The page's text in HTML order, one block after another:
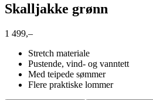
Skalljakke grønn
1 499,–
Stretch materiale
Pustende, vind- og vanntett
Med teipede sømmer
Flere praktiske lommer